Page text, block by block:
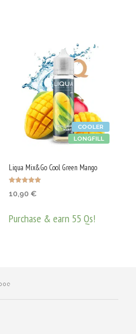
LONGFILL
COOLER
Liqua Mix&Go Cool Green Mango
5.00
10,90 €
Purchase & earn 55 Qs!